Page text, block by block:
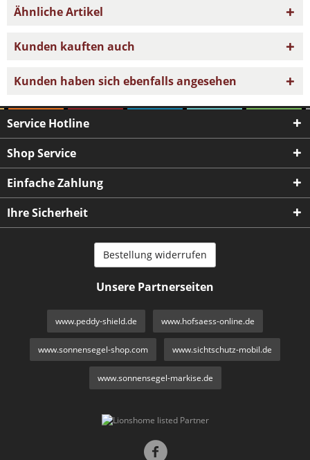
Ähnliche Artikel
Kunden kauften auch
Kunden haben sich ebenfalls angesehen
Service Hotline
Shop Service
Einfache Zahlung
Ihre Sicherheit
Bestellung widerrufen
Unsere Partnerseiten
www.peddy-shield.de www.hofsaess-online.de
www.sonnensegel-shop.com www.sichtschutz-mobil.de
www.sonnensegel-markise.de